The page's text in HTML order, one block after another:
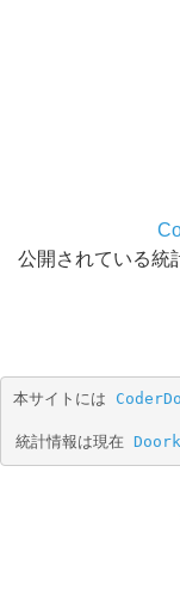
公開されている統
本サイトには
統計情報は現在